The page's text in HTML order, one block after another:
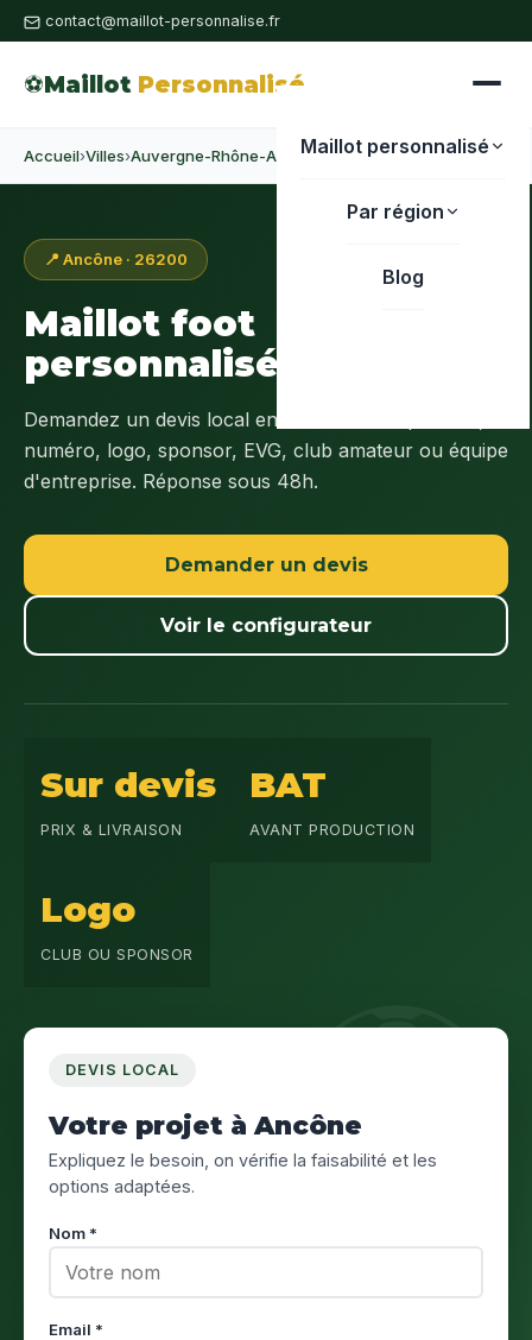
contact@maillot-personnalise.fr
⚽Maillot Personnalisé
Maillot personnalisé
Par région
Blog
Accueil›Villes›Auvergne-Rhône-Alpes›Drôme Ancône
📍 Ancône · 26200
Maillot foot
personnalisé à
Demandez un devis local en
numéro, logo, sponsor, EVG, club amateur ou équipe
d'entreprise. Réponse sous 48h.
Demander un devis
Voir le configurateur
Sur devis
PRIX & LIVRAISON
BAT
AVANT PRODUCTION
Logo
CLUB OU SPONSOR
DEVIS LOCAL
Votre projet à Ancône
Expliquez le besoin, on vérifie la faisabilité et les
options adaptées.
Nom *
Email *